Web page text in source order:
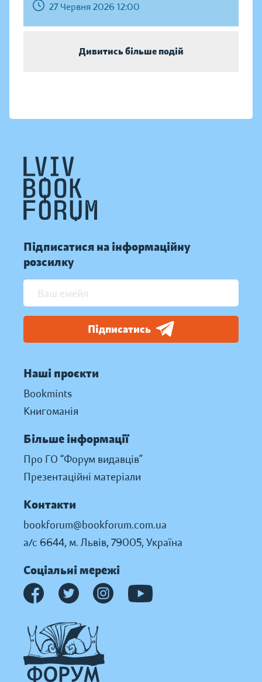
27 Червня 2026 12:00
Дивитись більше подій
Підписатися на інформаційну
розсилку
Підписатись
Наші проєкти
Bookmints
Книгоманія
Більше інформації
Про ГО “Форум видавців”
Презентаційні матеріали
Контакти
bookforum@bookforum.com.ua
а/с 6644, м. Львів, 79005, Україна
Соціальні мережі